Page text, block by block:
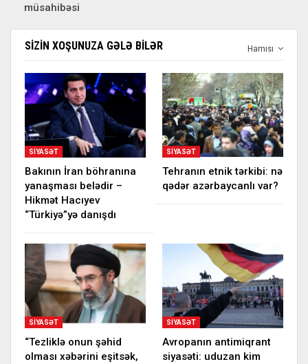
müsahibəsi
Hamısı
SIZIN XOŞUNUZA GƏLƏ BILƏR
SIYASƏT
Bakının İran böhranına
yanaşması belədir –
Hikmət Hacıyev
“Türkiyə”yə danışdı
SIYASƏT
Tehranın etnik tərkibi: nə
qədər azərbaycanlı var?
SIYASƏT
“Tezliklə onun şəhid
olması xəbərini eşitsək,
SIYASƏT
Avropanın antimiqrant
siyasəti: uduzan kim